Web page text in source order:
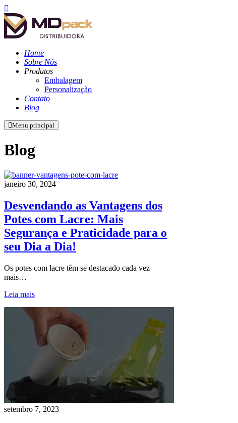
Home
Sobre Nós
Produtos
Embalagem
Personalização
Contato
Blog
Menu principal
Blog
janeiro 30, 2024
Desvendando as Vantagens dos
Potes com Lacre: Mais
Segurança e Praticidade para o
seu Dia a Dia!
Os potes com lacre têm se destacado cada vez
mais…
Leia mais
setembro 7, 2023